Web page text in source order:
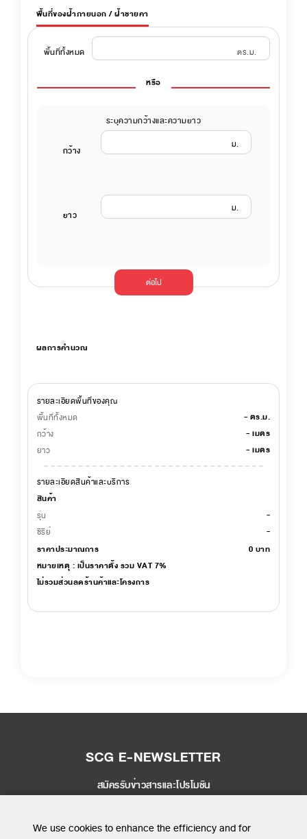
พื้นที่ของฝ้าภายนอก / ฝ้าชายคา
พื้นที่ทั้งหมด ตร.ม.
หรือ
ระบุความกว้างและความยาว
กว้าง
ม.
ยาว
ม.
ต่อไป
ผลการคำนวณ
รายละเอียดพื้นที่ของคุณ
พื้นที่ทั้งหมด
- ตร.ม.
กว้าง - เมตร
ยาว - เมตร
รายละเอียดสินค้าและบริการ
สินค้า
รุ่น -
ซีรีย์
-
ราคาประมาณการ
0 บาท
หมายเหตุ : เป็นราคาตั้ง รวม VAT 7%
ไม่รวมส่วนลดร้านค้าและโครงการ
SCG E-NEWSLETTER
สมัครรับข่าวสารและโปรโมชัน
SEND
We use cookies to enhance the efficiency and for